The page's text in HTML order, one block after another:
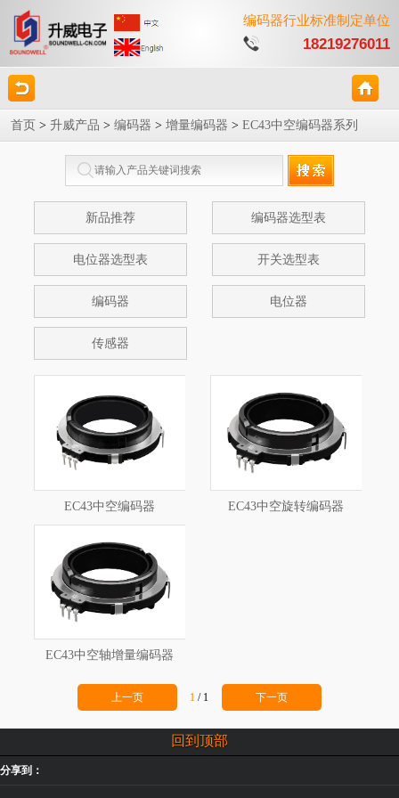
编码器行业标准制定单位
18219276011
首页 > 升威产品 > 编码器 > 增量编码器 > EC43中空编码器系列
新品推荐 编码器选型表
电位器选型表 开关选型表
编码器 电位器
传感器
EC43中空编码器 EC43中空旋转编码器
EC43中空轴增量编码器
上一页 1 / 1 下一页
回到顶部
分享到：